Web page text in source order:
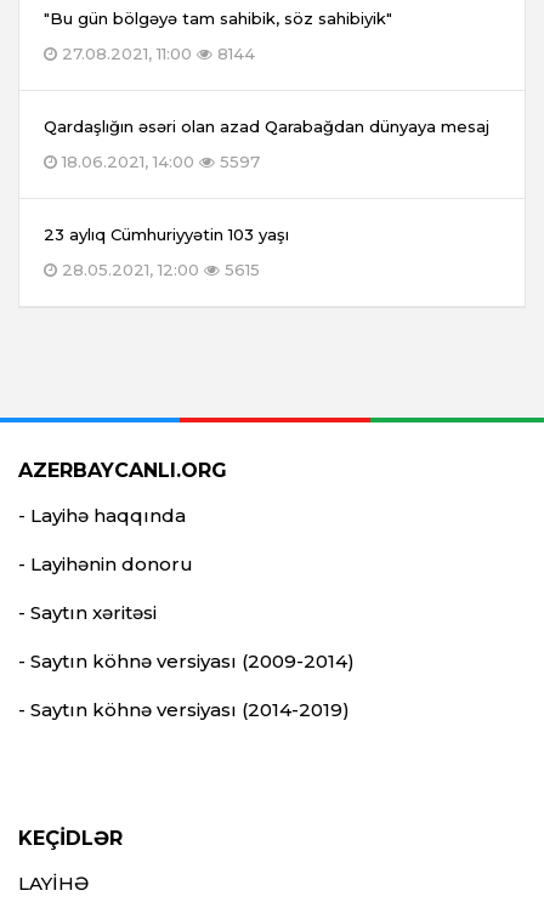
"Bu gün bölgəyə tam sahibik, söz sahibiyik"
27.08.2021, 11:00
8144
Qardaşlığın əsəri olan azad Qarabağdan dünyaya mesaj
18.06.2021, 14:00
5597
23 aylıq Cümhuriyyətin 103 yaşı
28.05.2021, 12:00
5615
AZERBAYCANLI.ORG
- Layihə haqqında
- Layihənin donoru
- Saytın xəritəsi
- Saytın köhnə versiyası (2009-2014)
- Saytın köhnə versiyası (2014-2019)
KEÇİDLƏR
LAYİHƏ